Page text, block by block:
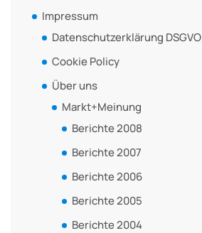
Impressum
Datenschutzerklärung DSGVO
Cookie Policy
Über uns
Markt+Meinung
Berichte 2008
Berichte 2007
Berichte 2006
Berichte 2005
Berichte 2004